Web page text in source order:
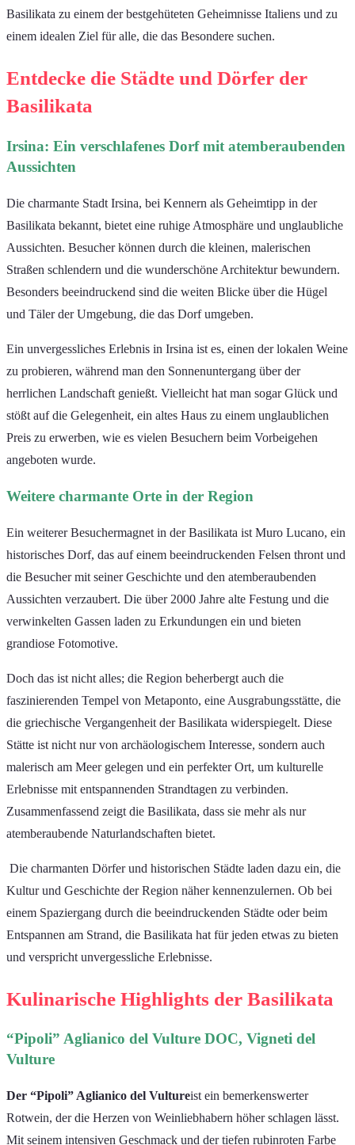
Basilikata zu einem der bestgehüteten Geheimnisse Italiens und zu
einem idealen Ziel für alle, die das Besondere suchen.
Entdecke die Städte und Dörfer der
Basilikata
Irsina: Ein verschlafenes Dorf mit atemberaubenden
Aussichten
Die charmante Stadt Irsina, bei Kennern als Geheimtipp in der
Basilikata bekannt, bietet eine ruhige Atmosphäre und unglaubliche
Aussichten. Besucher können durch die kleinen, malerischen
Straßen schlendern und die wunderschöne Architektur bewundern.
Besonders beeindruckend sind die weiten Blicke über die Hügel
und Täler der Umgebung, die das Dorf umgeben.
Ein unvergessliches Erlebnis in Irsina ist es, einen der lokalen Weine
zu probieren, während man den Sonnenuntergang über der
herrlichen Landschaft genießt. Vielleicht hat man sogar Glück und
stößt auf die Gelegenheit, ein altes Haus zu einem unglaublichen
Preis zu erwerben, wie es vielen Besuchern beim Vorbeigehen
angeboten wurde.
Weitere charmante Orte in der Region
Ein weiterer Besuchermagnet in der Basilikata ist Muro Lucano, ein
historisches Dorf, das auf einem beeindruckenden Felsen thront und
die Besucher mit seiner Geschichte und den atemberaubenden
Aussichten verzaubert. Die über 2000 Jahre alte Festung und die
verwinkelten Gassen laden zu Erkundungen ein und bieten
grandiose Fotomotive.
Doch das ist nicht alles; die Region beherbergt auch die
faszinierenden Tempel von Metaponto, eine Ausgrabungsstätte, die
die griechische Vergangenheit der Basilikata widerspiegelt. Diese
Stätte ist nicht nur von archäologischem Interesse, sondern auch
malerisch am Meer gelegen und ein perfekter Ort, um kulturelle
Erlebnisse mit entspannenden Strandtagen zu verbinden.
Zusammenfassend zeigt die Basilikata, dass sie mehr als nur
atemberaubende Naturlandschaften bietet.
Die charmanten Dörfer und historischen Städte laden dazu ein, die
Kultur und Geschichte der Region näher kennenzulernen. Ob bei
einem Spaziergang durch die beeindruckenden Städte oder beim
Entspannen am Strand, die Basilikata hat für jeden etwas zu bieten
und verspricht unvergessliche Erlebnisse.
Kulinarische Highlights der Basilikata
“Pipoli” Aglianico del Vulture DOC, Vigneti del
Vulture
Der “Pipoli” Aglianico del Vultureist ein bemerkenswerter
Rotwein, der die Herzen von Weinliebhabern höher schlagen lässt.
Mit seinem intensiven Geschmack und der tiefen rubinroten Farbe